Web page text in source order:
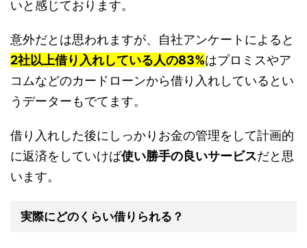
いと感じております。
意外だとは思われますが、自社アンケートによると
2社以上借り入れしている人の83%はプロミスやア
コムなどのカードローンから借り入れしているとい
うデーターもでてます。
借り入れした後にしっかりお金の管理をして計画的
に返済をしていけば使い勝手の良いサービスだと思
います。
実際にどのくらい借りられる？